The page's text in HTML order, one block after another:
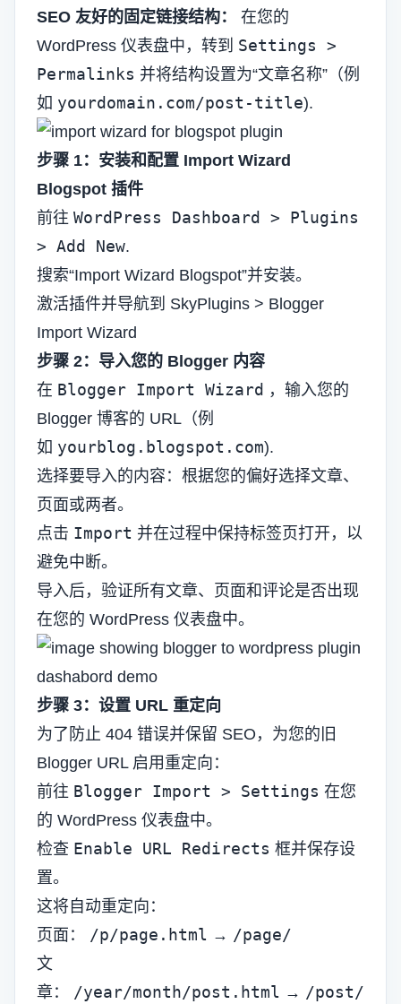
SEO 友好的固定链接结构：
在您的
WordPress 仪表盘中，转到 Settings >
Permalinks 并将结构设置为“文章名称”（例
如 yourdomain.com/post-title).
步骤 1：安装和配置 Import Wizard
Blogspot 插件
前往 WordPress Dashboard > Plugins
> Add New.
搜索“Import Wizard Blogspot”并安装。
激活插件并导航到 SkyPlugins > Blogger
Import Wizard
步骤 2：导入您的 Blogger 内容
在 Blogger Import Wizard ，输入您的
Blogger 博客的 URL（例
如 yourblog.blogspot.com).
选择要导入的内容：根据您的偏好选择文章、
页面或两者。
点击 Import 并在过程中保持标签页打开，以
避免中断。
导入后，验证所有文章、页面和评论是否出现
在您的 WordPress 仪表盘中。
步骤 3：设置 URL 重定向
为了防止 404 错误并保留 SEO，为您的旧
Blogger URL 启用重定向：
前往 Blogger Import > Settings 在您
的 WordPress 仪表盘中。
检查 Enable URL Redirects 框并保存设
置。
这将自动重定向：
页面： /p/page.html → /page/
文
章： /year/month/post.html → /post/